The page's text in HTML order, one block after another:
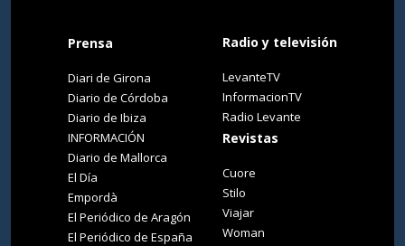
Prensa
Diari de Girona
Diario de Córdoba
Diario de Ibiza
INFORMACIÓN
Diario de Mallorca
El Día
Empordà
El Periódico de Aragón
El Periódico de España
Radio y televisión
LevanteTV
InformacionTV
Radio Levante
Revistas
Cuore
Stilo
Viajar
Woman